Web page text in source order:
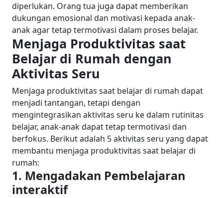
diperlukan. Orang tua juga dapat memberikan
dukungan emosional dan motivasi kepada anak-
anak agar tetap termotivasi dalam proses belajar.
Menjaga Produktivitas saat
Belajar di Rumah dengan
Aktivitas Seru
Menjaga produktivitas saat belajar di rumah dapat
menjadi tantangan, tetapi dengan
mengintegrasikan aktivitas seru ke dalam rutinitas
belajar, anak-anak dapat tetap termotivasi dan
berfokus. Berikut adalah 5 aktivitas seru yang dapat
membantu menjaga produktivitas saat belajar di
rumah:
1. Mengadakan Pembelajaran
interaktif